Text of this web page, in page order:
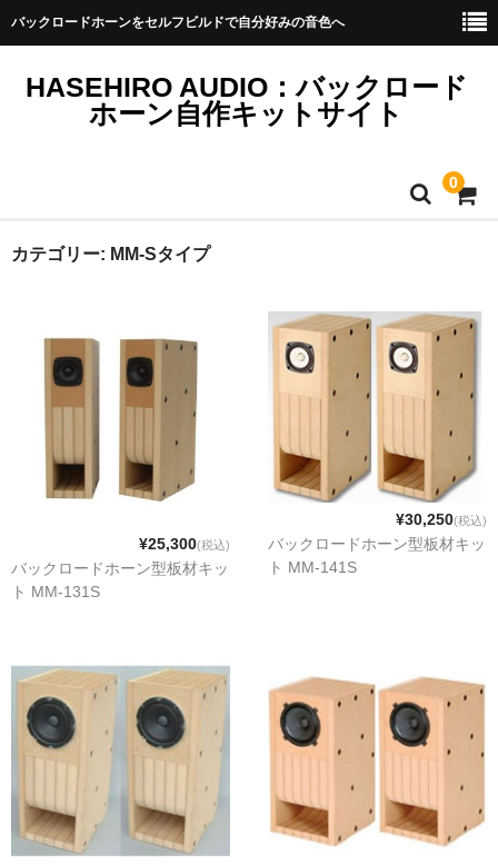
バックロードホーンをセルフビルドで自分好みの音色へ
HASEHIRO AUDIO：バックロード
ホーン自作キットサイト
0
ホーム
商品一覧
自作キット
MM-Sタイプ
MMタイプ
MM-Tタイプ
その他
バックロードホーンとは
会社概要
プライバシーポリシー
買物について
カテゴリー: MM-Sタイプ
¥25,300(税込)
バックロードホーン型板材キッ
ト MM-131S
¥30,250(税込)
バックロードホーン型板材キッ
ト MM-141S